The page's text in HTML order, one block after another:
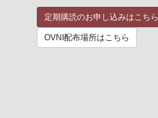
定期購読のお申し込みはこちら
OVNI配布場所はこちら